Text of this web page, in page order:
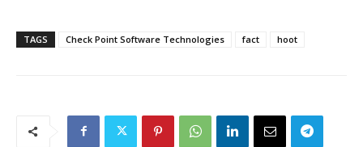
TAGS Check Point Software Technologies fact hoot